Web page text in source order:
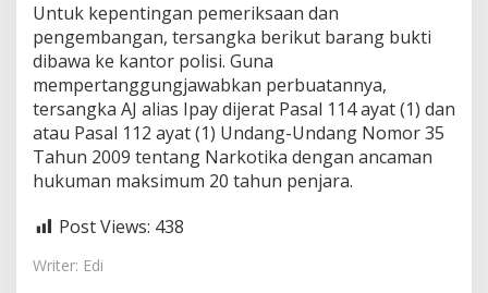
k
s
i
Untuk kepentingan pemeriksaan dan
pengembangan, tersangka berikut barang bukti
dibawa ke kantor polisi. Guna
mempertanggungjawabkan perbuatannya,
tersangka AJ alias Ipay dijerat Pasal 114 ayat (1) dan
atau Pasal 112 ayat (1) Undang-Undang Nomor 35
Tahun 2009 tentang Narkotika dengan ancaman
hukuman maksimum 20 tahun penjara.
Post Views: 438
Writer: Edi